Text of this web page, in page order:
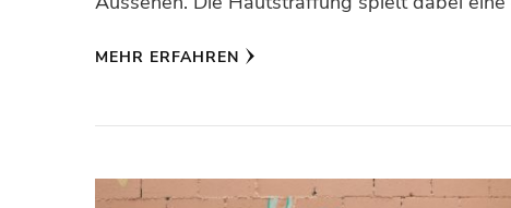
MEHR ERFAHREN